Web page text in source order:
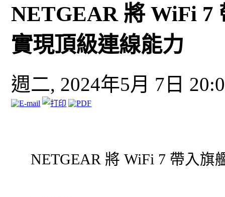
NETGEAR 將 WiFi 7
實現頂級連線能力
週二, 2024年5月 7日
NETGEAR 將 WiFi 7 帶入旗